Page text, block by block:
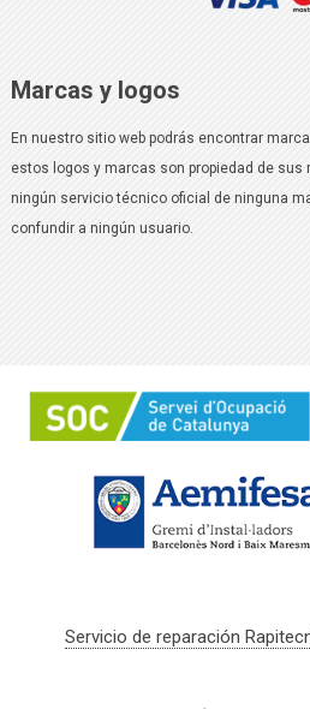
Marcas y logos
En nuestro sitio web podrás encontrar
estos logos y marcas son propiedad de
ningún servicio técnico oficial de ninguna
confundir a ningún usuario.
Servicio de reparación